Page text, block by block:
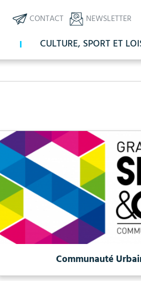
En-
tête
Communication
CONTACT NEWSLETTER
CULTURE, SPORT ET
Communauté